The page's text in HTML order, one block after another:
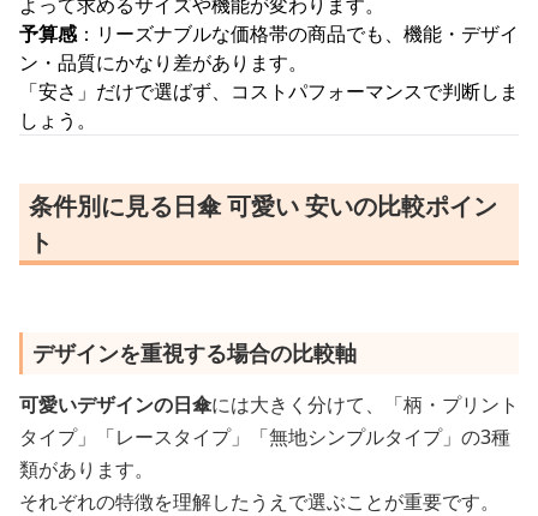
予算感：リーズナブルな価格帯の商品でも、機能・デザイ
ン・品質にかなり差があります。
「安さ」だけで選ばず、コストパフォーマンスで判断しま
しょう。
条件別に見る日傘 可愛い 安いの比較ポイン
ト
デザインを重視する場合の比較軸
可愛いデザインの日傘には大きく分けて、「柄・プリント
タイプ」「レースタイプ」「無地シンプルタイプ」の3種
類があります。
それぞれの特徴を理解したうえで選ぶことが重要です。